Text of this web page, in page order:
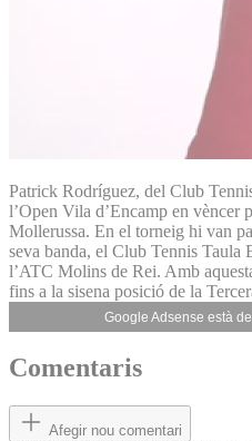
Patrick Rodríguez, del Club
l’Open Vila d’Encamp en
Mollerussa. En el torneig hi van
seva banda, el Club Tennis Taula
l’ATC Molins de Rei. Amb
fins a la sisena posició de la
Google Adsense està
Comentaris
Afegir nou comentari